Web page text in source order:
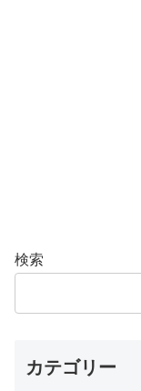
検索
カテゴリー